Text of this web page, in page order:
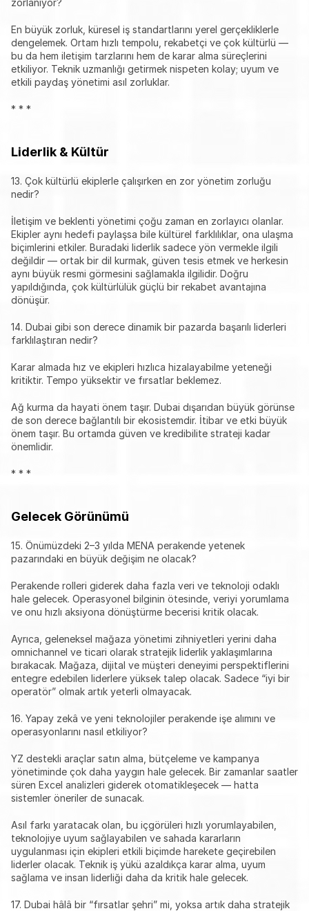
zorlanıyor?
En büyük zorluk, küresel iş standartlarını yerel gerçekliklerle
dengelemek. Ortam hızlı tempolu, rekabetçi ve çok kültürlü —
bu da hem iletişim tarzlarını hem de karar alma süreçlerini
etkiliyor. Teknik uzmanlığı getirmek nispeten kolay; uyum ve
etkili paydaş yönetimi asıl zorluklar.
* * *
Liderlik & Kültür
13. Çok kültürlü ekiplerle çalışırken en zor yönetim zorluğu
nedir?
İletişim ve beklenti yönetimi çoğu zaman en zorlayıcı olanlar.
Ekipler aynı hedefi paylaşsa bile kültürel farklılıklar, ona ulaşma
biçimlerini etkiler. Buradaki liderlik sadece yön vermekle ilgili
değildir — ortak bir dil kurmak, güven tesis etmek ve herkesin
aynı büyük resmi görmesini sağlamakla ilgilidir. Doğru
yapıldığında, çok kültürlülük güçlü bir rekabet avantajına
dönüşür.
14. Dubai gibi son derece dinamik bir pazarda başarılı liderleri
farklılaştıran nedir?
Karar almada hız ve ekipleri hızlıca hizalayabilme yeteneği
kritiktir. Tempo yüksektir ve fırsatlar beklemez.
Ağ kurma da hayati önem taşır. Dubai dışarıdan büyük görünse
de son derece bağlantılı bir ekosistemdir. İtibar ve etki büyük
önem taşır. Bu ortamda güven ve kredibilite strateji kadar
önemlidir.
* * *
Gelecek Görünümü
15. Önümüzdeki 2–3 yılda MENA perakende yetenek
pazarındaki en büyük değişim ne olacak?
Perakende rolleri giderek daha fazla veri ve teknoloji odaklı
hale gelecek. Operasyonel bilginin ötesinde, veriyi yorumlama
ve onu hızlı aksiyona dönüştürme becerisi kritik olacak.
Ayrıca, geleneksel mağaza yönetimi zihniyetleri yerini daha
omnichannel ve ticari olarak stratejik liderlik yaklaşımlarına
bırakacak. Mağaza, dijital ve müşteri deneyimi perspektiflerini
entegre edebilen liderlere yüksek talep olacak. Sadece “iyi bir
operatör” olmak artık yeterli olmayacak.
16. Yapay zekâ ve yeni teknolojiler perakende işe alımını ve
operasyonlarını nasıl etkiliyor?
YZ destekli araçlar satın alma, bütçeleme ve kampanya
yönetiminde çok daha yaygın hale gelecek. Bir zamanlar saatler
süren Excel analizleri giderek otomatikleşecek — hatta
sistemler öneriler de sunacak.
Asıl farkı yaratacak olan, bu içgörüleri hızlı yorumlayabilen,
teknolojiye uyum sağlayabilen ve sahada kararların
uygulanması için ekipleri etkili biçimde harekete geçirebilen
liderler olacak. Teknik iş yükü azaldıkça karar alma, uyum
sağlama ve insan liderliği daha da kritik hale gelecek.
17. Dubai hâlâ bir “fırsatlar şehri” mi, yoksa artık daha stratejik